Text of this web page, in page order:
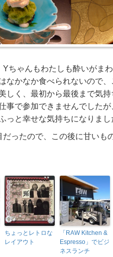
ちゃんもわたしも酔いがま
なかなか食べられないので
しく、最初から最後まで気
事で参加できませんでした
っと幸せな気持ちになりまし
ったので、この後に甘いも
ちょっとレトロな
レイアウト
「RAW Kitchen &
Espresso」でビジ
ネスランチ